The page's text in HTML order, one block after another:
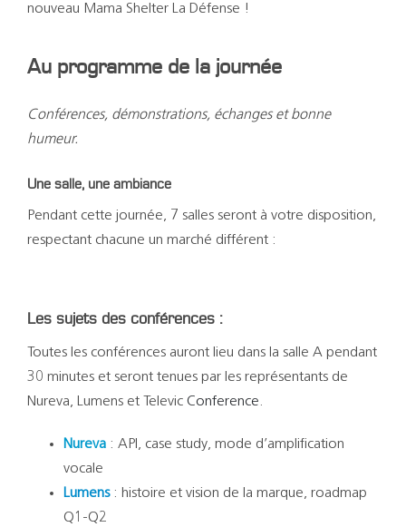
nouveau Mama Shelter La Défense !
Au programme de la journée
Conférences, démonstrations, échanges et bonne
humeur.
Une salle, une ambiance
Pendant cette journée, 7 salles seront à votre disposition,
respectant chacune un marché différent :
Les sujets des conférences :
Toutes les conférences auront lieu dans la salle A pendant
30 minutes et seront tenues par les représentants de
Nureva, Lumens et Televic Conference.
Nureva: API, case study, mode d’amplification
vocale
Lumens: histoire et vision de la marque, roadmap
Q1-Q2